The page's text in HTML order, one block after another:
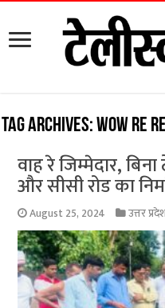
Tag Archives:Wow re
वाह रे जिम्मेदार,
और सीसी रोड का
August 25, 2024 उत्तर